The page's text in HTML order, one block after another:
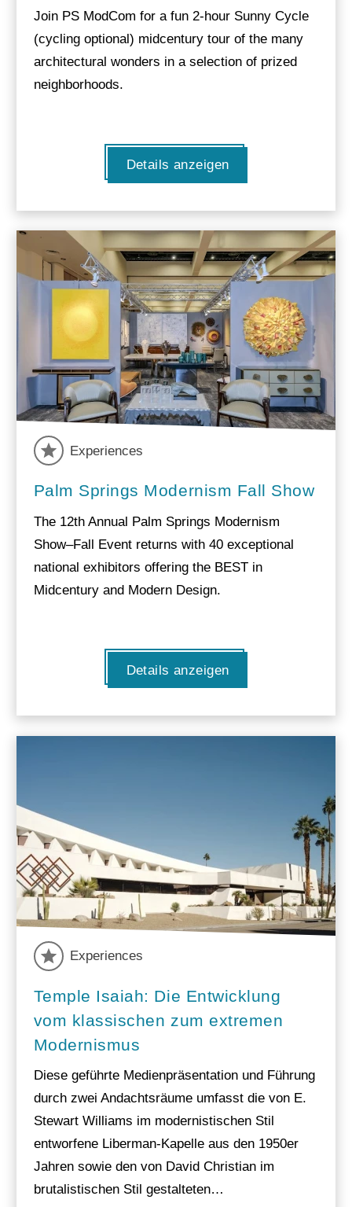
Join PS ModCom for a fun 2-hour Sunny Cycle
(cycling optional) midcentury tour of the many
architectural wonders in a selection of prized
neighborhoods.
Details anzeigen
Experiences
Palm Springs Modernism Fall Show
The 12th Annual Palm Springs Modernism
Show–Fall Event returns with 40 exceptional
national exhibitors offering the BEST in
Midcentury and Modern Design.
Details anzeigen
Experiences
Temple Isaiah: Die Entwicklung
vom klassischen zum extremen
Modernismus
Diese geführte Medienpräsentation und Führung
durch zwei Andachtsräume umfasst die von E.
Stewart Williams im modernistischen Stil
entworfene Liberman-Kapelle aus den 1950er
Jahren sowie den von David Christian im
brutalistischen Stil gestalteten…